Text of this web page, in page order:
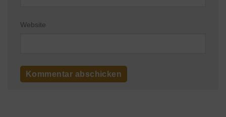
Website